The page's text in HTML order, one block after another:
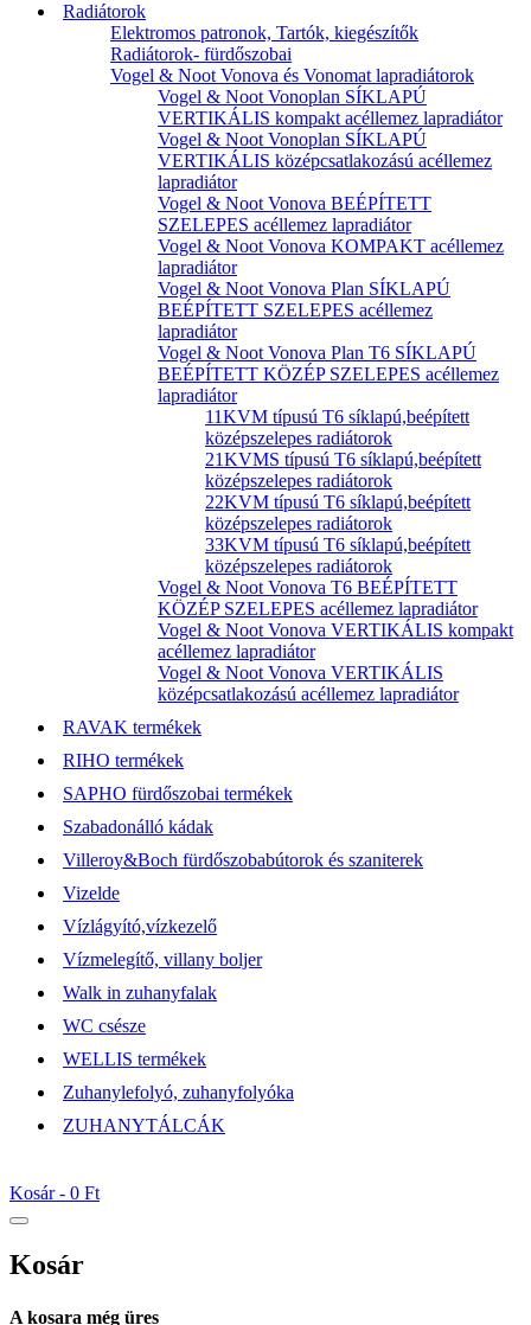
Radiátorok
Elektromos patronok, Tartók, kiegészítők
Radiátorok- fürdőszobai
Vogel & Noot Vonova és Vonomat lapradiátorok
Vogel & Noot Vonoplan SÍKLAPÚ
VERTIKÁLIS kompakt acéllemez lapradiátor
Vogel & Noot Vonoplan SÍKLAPÚ
VERTIKÁLIS középcsatlakozású acéllemez
lapradiátor
Vogel & Noot Vonova BEÉPÍTETT
SZELEPES acéllemez lapradiátor
Vogel & Noot Vonova KOMPAKT acéllemez
lapradiátor
Vogel & Noot Vonova Plan SÍKLAPÚ
BEÉPÍTETT SZELEPES acéllemez
lapradiátor
Vogel & Noot Vonova Plan T6 SÍKLAPÚ
BEÉPÍTETT KÖZÉP SZELEPES acéllemez
lapradiátor
11KVM típusú T6 síklapú,beépített
középszelepes radiátorok
21KVMS típusú T6 síklapú,beépített
középszelepes radiátorok
22KVM típusú T6 síklapú,beépített
középszelepes radiátorok
33KVM típusú T6 síklapú,beépített
középszelepes radiátorok
Vogel & Noot Vonova T6 BEÉPÍTETT
KÖZÉP SZELEPES acéllemez lapradiátor
Vogel & Noot Vonova VERTIKÁLIS kompakt
acéllemez lapradiátor
Vogel & Noot Vonova VERTIKÁLIS
középcsatlakozású acéllemez lapradiátor
RAVAK termékek
RIHO termékek
SAPHO fürdőszobai termékek
Szabadonálló kádak
Villeroy&Boch fürdőszobabútorok és szaniterek
Vizelde
Vízlágyító,vízkezelő
Vízmelegítő, villany boljer
Walk in zuhanyfalak
WC csésze
WELLIS termékek
Zuhanylefolyó, zuhanyfolyóka
ZUHANYTÁLCÁK
Kosár - 0 Ft
Kosár
A kosara még üres